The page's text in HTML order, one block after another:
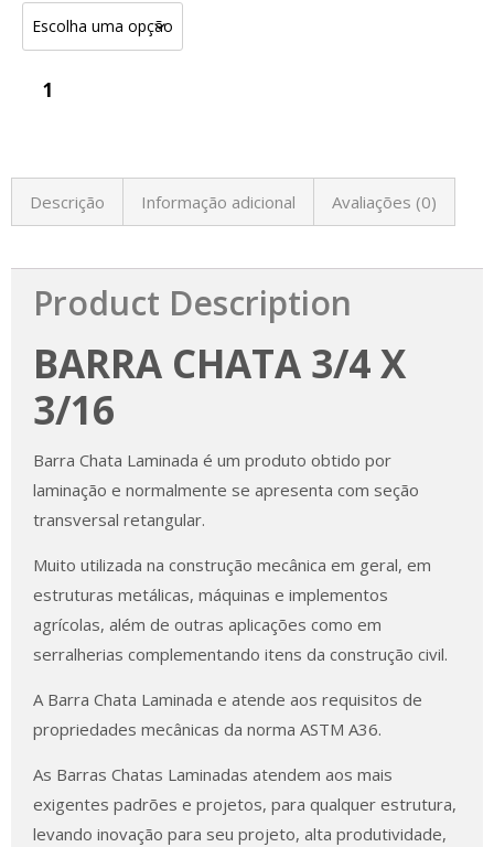
Descrição Informação adicional Avaliações (0)
Product Description
BARRA CHATA 3/4 X
3/16
Barra Chata Laminada é um produto obtido por
laminação e normalmente se apresenta com seção
transversal retangular.
Muito utilizada na construção mecânica em geral, em
estruturas metálicas, máquinas e implementos
agrícolas, além de outras aplicações como em
serralherias complementando itens da construção civil.
A Barra Chata Laminada e atende aos requisitos de
propriedades mecânicas da norma ASTM A36.
As Barras Chatas Laminadas atendem aos mais
exigentes padrões e projetos, para qualquer estrutura,
levando inovação para seu projeto, alta produtividade,